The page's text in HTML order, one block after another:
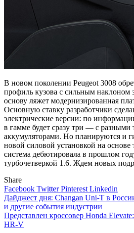
В новом поколении Peugeot 3008
профиль кузова с сильным наклоном
основу ляжет модернизированная
Основную ставку разработчики
электрические версии: по
в гамме будет сразу три — с
аккумуляторами. Но планируются и
новой силовой установкой на основе
система дебютировала в прошлом
турбочетверкой 1.6. Ждем новых
Share
Facebook TwitterPinterest Linkedin
Навигация
по
записям
Дайджест дня: Changan Uni-T в
и другие события индустрии
Представлен кроссовер Honda
HR-V